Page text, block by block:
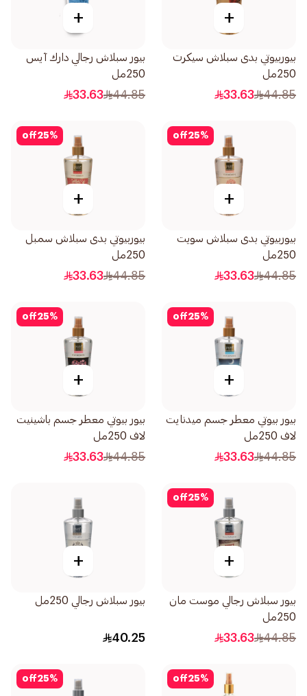
+
بيوربيوتي بدى سبلاش سيكرت
250مل
44.85
33.63
+
بيور سبلاش رجالي دارك آيس
250مل
44.85
33.63
25%
off
+
بيوربيوتي بدى سبلاش سويت
250مل
44.85
33.63
25%
off
+
بيوربيوتي بدى سبلاش سمبل
250مل
44.85
33.63
25%
off
+
بيور بيوتي معطر جسم ميدنايت
لاف 250مل
44.85
33.63
25%
off
+
بيور بيوتي معطر جسم باشينيت
لاف 250مل
44.85
33.63
25%
off
+
بيور سبلاش رجالي موست مان
250مل
44.85
33.63
+
بيور سبلاش رجالي 250مل
40.25
25%
off
25%
off